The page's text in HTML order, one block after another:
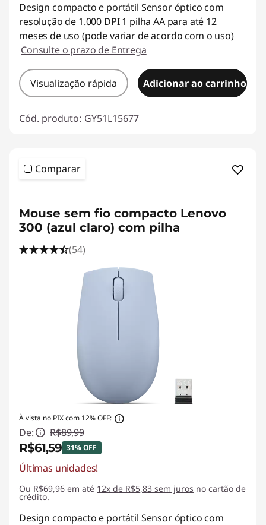
Design compacto e portátil Sensor óptico com
resolução de 1.000 DPI 1 pilha AA para até 12
meses de uso (pode variar de acordo com o uso)
Consulte o prazo de Entrega
Visualização rápida Adicionar ao carrinho
Cód. produto: GY51L15677
Comparar
Mouse sem fio compacto Lenovo
300 (azul claro) com pilha
(54)
À vista no PIX com 12% OFF:
De: R$89,99
R$61,59 31% OFF
Economias instantâneas :
Últimas unidades!
Ou R$69,96 em até 12x de R$5,83 sem juros no cartão de
crédito.
Design compacto e portátil Sensor óptico com